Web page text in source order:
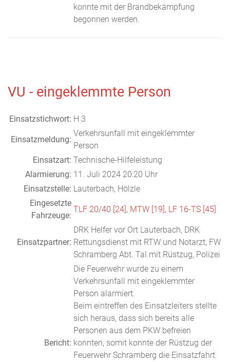
konnte mit der Brandbekämpfung
begonnen werden.
VU - eingeklemmte Person
Einsatzstichwort: H 3
Einsatzmeldung:
Verkehrsunfall mit eingeklemmter
Person
Einsatzart: Technische-Hilfeleistung
Alarmierung: 11. Juli 2024 20:20 Uhr
Einsatzstelle: Lauterbach, Hölzle
Eingesetzte
Fahrzeuge:
TLF 20/40 [24], MTW [19], LF 16-TS [45]
Einsatzpartner:
DRK Helfer vor Ort Lauterbach, DRK
Rettungsdienst mit RTW und Notarzt, FW
Schramberg Abt. Tal mit Rüstzug, Polizei
Bericht:
Die Feuerwehr wurde zu einem
Verkehrsunfall mit eingeklemmter
Person alarmiert.
Beim eintreffen des Einsatzleiters stellte
sich heraus, dass sich bereits alle
Personen aus dem PKW befreien
konnten, somit konnte der Rüstzug der
Feuerwehr Schramberg die Einsatzfahrt